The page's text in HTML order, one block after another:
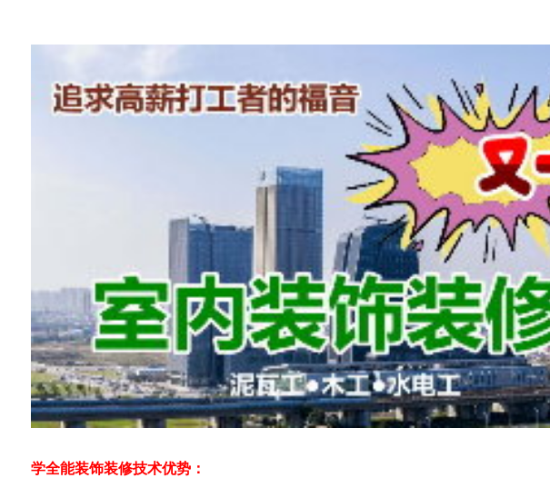
学全能装饰装修技术优势：